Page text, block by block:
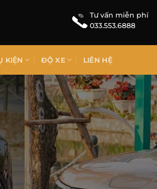
Tư vấn miễn phí
033.553.6888
KIỆN ĐỘ XE LIÊN HỆ